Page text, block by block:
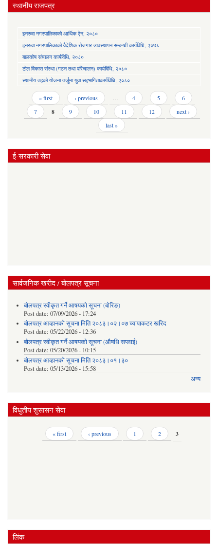
स्थानीय राजपत्र
इनरुवा नगरपालिकाको आर्थिक ऐन, २०८०
इनरुवा नगरपालिकाको वैदेशिक रोजगार व्यवस्थापन सम्बन्धी कार्यविधि, २०७८
बालकोष संचालन कार्यविधि, २०८०
टोल विकास संस्था (गठन तथा परिचालन) कार्यविधि, २०८०
स्थानीय तहको योजना तर्जुमा युवा सहभागिताकार्यविधि, २०८०
Pages « first ‹ previous … 4 5
6
7
8 9 10 11 12
next ›
last »
ई-सरकारी सेवा
सार्वजनिक खरीद / बोलपत्र सूचना
बोलपत्र स्वीकृत गर्ने आषयको सूचना (बोरिङ)
Post date: 07/09/2026 - 17:24
बोलपत्र आव्हानको सूचना मिति २०८३।०२।०७ च्यापाकटर खरिद
Post date: 05/22/2026 - 12:36
बोलपत्र स्वीकृत गर्ने आषयको सूचना (औषधि सप्लाई)
Post date: 05/20/2026 - 10:15
बोलपत्र आव्हानको सूचना मिति २०८३।०१।३०
Post date: 05/13/2026 - 15:58
अन्य
विधुतीय शुसासन सेवा
« first ‹ previous 1 2 3
लिंक